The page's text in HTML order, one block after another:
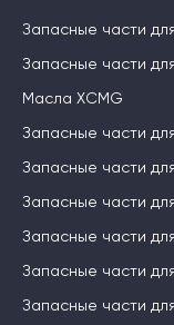
Запасные части
Запасные части
Масла XCMG
Запасные части
Запасные части
Запасные части
Запасные части
Запасные части
Запасные части